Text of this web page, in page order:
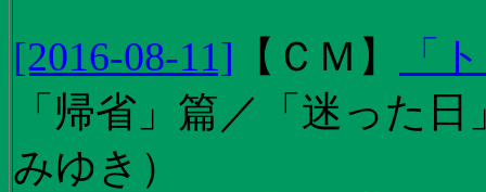
[2016-08-11] 【 ＣＭ 】
「
「帰省」篇／「迷った
みゆき）